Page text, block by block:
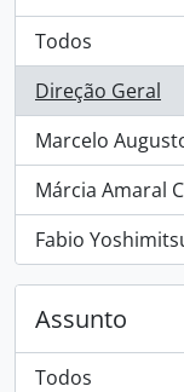
Todos
Direção Geral
, 27 resultados
Marcelo
, 24 resultados
Márcia Amaral
, 1 resultados
Fabio
, 1 resultados
Assunto
Todos